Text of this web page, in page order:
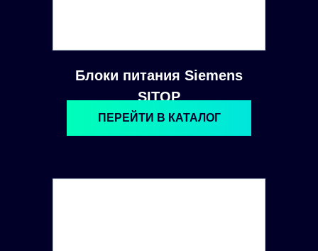
Блоки питания Siemens
SITOP
ПЕРЕЙТИ В КАТАЛОГ